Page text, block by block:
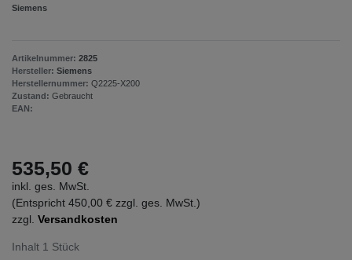
Siemens
Artikelnummer: 2825
Hersteller: Siemens
Herstellernummer: Q2225-X200
Zustand: Gebraucht
EAN:
535,50 €
inkl. ges. MwSt.
(Entspricht 450,00 € zzgl. ges. MwSt.)
zzgl. Versandkosten
Inhalt 1 Stück